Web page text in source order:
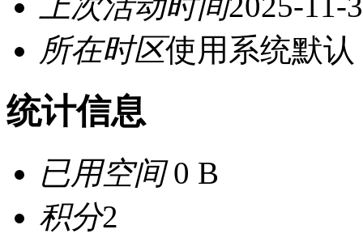
所在时区使用系统默认
统计信息
已用空间0 B
积分2